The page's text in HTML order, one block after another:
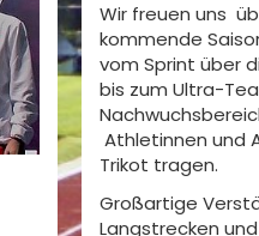
Wir freuen uns
kommende
vom Sprint über
bis zum Ultra-
Athletinnen und
Trikot tragen.
Großartige
Langstrecken